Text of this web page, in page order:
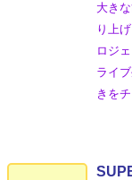
大き
り上
ロジ
ライ
きを